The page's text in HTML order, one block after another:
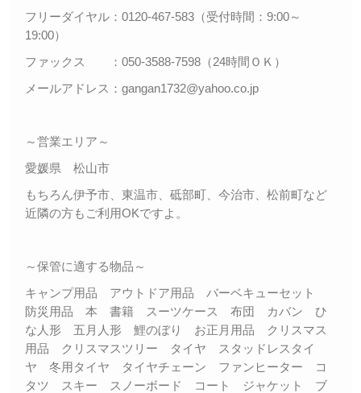
フリーダイヤル：0120-467-583（受付時間：9:00～
19:00）
ファックス ：050-3588-7598（24時間ＯＫ）
メールアドレス：gangan1732@yahoo.co.jp
～営業エリア～
愛媛県 松山市
もちろん伊予市、東温市、砥部町、今治市、松前町など
近隣の方もご利用OKですよ。
～保管に適する物品～
キャンプ用品 アウトドア用品 バーベキューセット
防災用品 本 書籍 スーツケース 布団 カバン ひ
な人形 五月人形 鯉のぼり お正月用品 クリスマス
用品 クリスマスツリー タイヤ スタッドレスタイ
ヤ 冬用タイヤ タイヤチェーン ファンヒーター コ
タツ スキー スノーボード コート ジャケット ブ